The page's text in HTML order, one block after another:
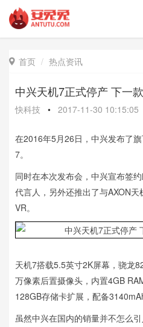
 首页 热点资讯
中兴天机7正式停产 下一
快科技 • 2017-11-30 10:15:05
在2016年5月26日，中兴发布了
7。
同时在本次发布会，中兴宣布签
代言人，另外还推出了与AXON
VR。
天机7搭载5.5英寸2K屏幕，骁龙
万像素后置摄像头，内置4GB
128GB存储卡扩展，配备
虽然中兴在国内的销量并不怎么